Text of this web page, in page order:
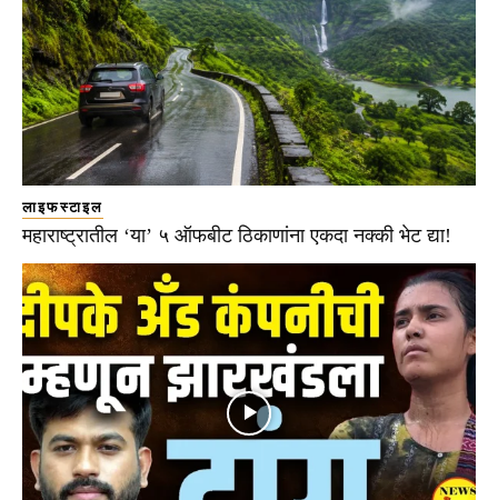
लाइफस्टाइल
महाराष्ट्रातील ‘या’ ५ ऑफबीट ठिकाणांना एकदा नक्की भेट द्या!